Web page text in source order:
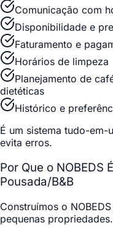
Comunicação com
Disponibilidade e
Faturamento e
Horários de limpeza
Planejamento de
dietéticas
Histórico e
É um sistema tudo-em-
evita erros.
Por Que o NOBEDS
Pousada/B&B
Construímos o
pequenas propriedades.